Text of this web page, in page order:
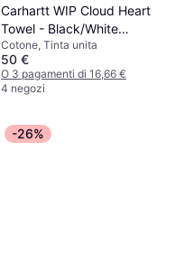
Carhartt WIP Cloud Heart
Towel - Black/White
Asciugamano Nero
Cotone, Tinta unita
50 €
O 3 pagamenti di 16,66 €
4 negozi
-26%